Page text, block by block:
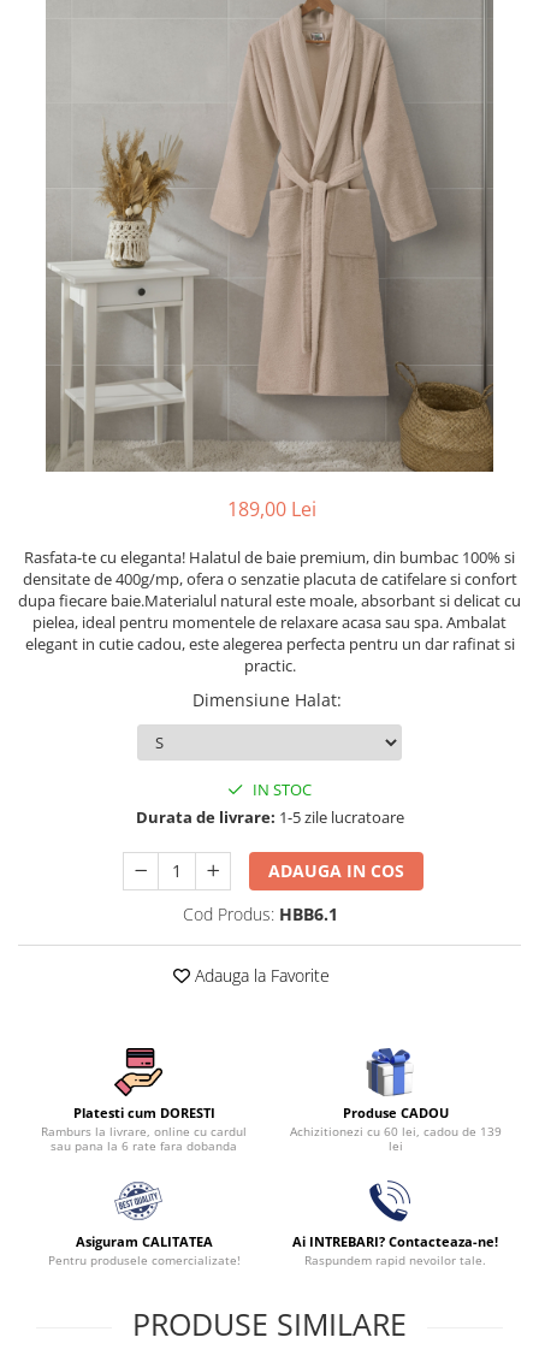
Lenjerii De Pat Bumbac Poplin 2
Lenjerii De Pat Bumbac Poplin,
Matlasate, 2 Persoane
Lenjerii De Pat Bumbac Satinat 2
Persoane
Lenjerii De Pat Volanase
Lenjerii De Pat, Finet Premium 3D,
2 Persoane
Lenjerii De Pat Jacquard
Lenjerii De Pat Cocolino
Persoane
Set Lenjerie Pat Blanita Iepure, 6
Piese, Cu Pilota Inclusa
Lenjerii De Pat Premium Collection
Set Lenjerie De Pat, 7 Piese, Cu
Pilota / Cuvertura Inclusa
Set Lenjerie De Pat Jacquard Regal,
11 Piese, Cuvertura Inclusa
Lenjerii Damasc Egiptean King Size
Lenjerii De Pat, Finet Premium, 1
Lenjerii De Pat Damasc 1 Persoana
Lenjerii De Pat, Imprimeu 3D, 1
Persoana
189,00 Lei
Rasfata-te cu eleganta! Halatul de baie premium, din bumbac 100% si
densitate de 400g/mp, ofera o senzatie placuta de catifelare si confort
dupa fiecare baie.Materialul natural este moale, absorbant si delicat cu
pielea, ideal pentru momentele de relaxare acasa sau spa. Ambalat
elegant in cutie cadou, este alegerea perfecta pentru un dar rafinat si
practic.
Dimensiune Halat:
IN STOC
Durata de livrare: 1-5 zile lucratoare
ADAUGA IN COS
Cod Produs: HBB6.1
Adauga la Favorite
Platesti cum DORESTI
Ramburs la livrare, online cu cardul
sau pana la 6 rate fara dobanda
Produse CADOU
Achizitionezi cu 60 lei, cadou de 139
lei
Asiguram CALITATEA
Pentru produsele comercializate!
Ai INTREBARI? Contacteaza-ne!
Raspundem rapid nevoilor tale.
PRODUSE SIMILARE